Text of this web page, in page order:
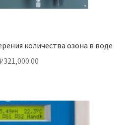
количества озона в воде
₽321,000.00